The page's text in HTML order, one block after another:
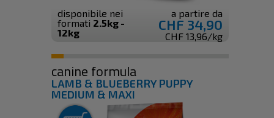
disponibile nei
formati 2.5kg -
12kg
a partire da
CHF 34,90
CHF 13,96/kg
canine formula
LAMB & BLUEBERRY PUPPY
MEDIUM & MAXI